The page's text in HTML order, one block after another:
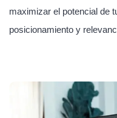
maximizar el potencial de
posicionamiento y